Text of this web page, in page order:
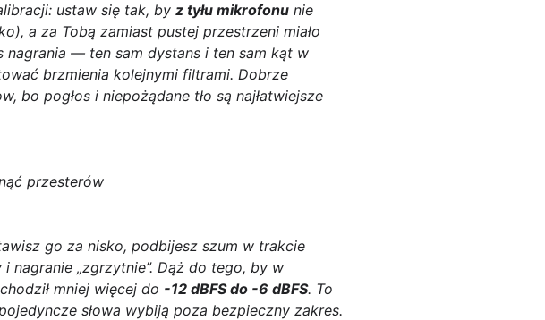
ustaw się tak, by z tyłu mikrofonu nie
a za Tobą zamiast pustej przestrzeni miało
— ten sam dystans i ten sam kąt w
brzmienia kolejnymi filtrami. Dobrze
bo pogłos i niepożądane tło są najłatwiejsze
przesterów
go za nisko, podbijesz szum w trakcie
„zgrzytnie”. Dąż do tego, by w
mniej więcej do -12 dBFS do -6 dBFS. To
słowa wybiją poza bezpieczny zakres.